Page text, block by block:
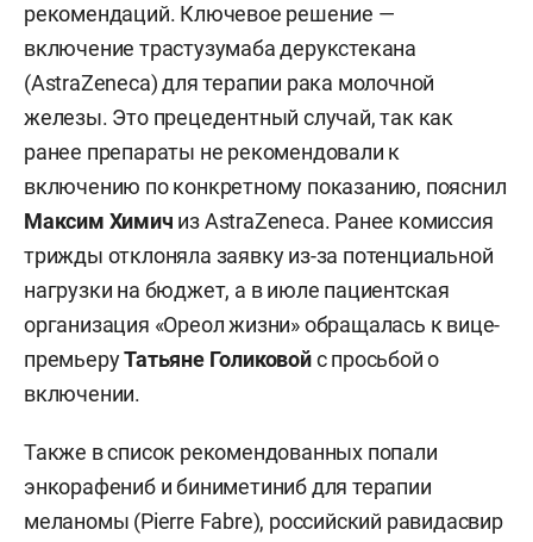
рекомендаций. Ключевое решение —
включение трастузумаба дерукстекана
(AstraZeneca) для терапии рака молочной
железы. Это прецедентный случай, так как
ранее препараты не рекомендовали к
включению по конкретному показанию, пояснил
Максим Химич из AstraZeneca. Ранее комиссия
трижды отклоняла заявку из-за потенциальной
нагрузки на бюджет, а в июле пациентская
организация «Ореол жизни» обращалась к вице-
премьеруТатьяне Голиковойс просьбой о
включении.
Также в список рекомендованных попали
энкорафениб и биниметиниб для терапии
меланомы (Pierre Fabre), российский равидасвир